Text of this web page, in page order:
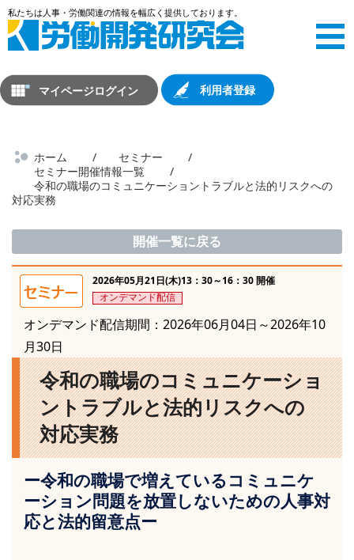
マイページログイン 利用者登録
ホーム
セミナー
セミナー開催情報一覧
令和の職場のコミュニケーショントラブルと法的リスクへの
対応実務
開催一覧に戻る
2026年05月21日(木)13：30～16：30 開催
オンデマンド配信
オンデマンド配信期間：2026年06月04日～2026年10
月30日
令和の職場のコミュニケーショ
ントラブルと法的リスクへの
対応実務
ー令和の職場で増えているコミュニケ
ーション問題を放置しないための人事対
応と法的留意点ー